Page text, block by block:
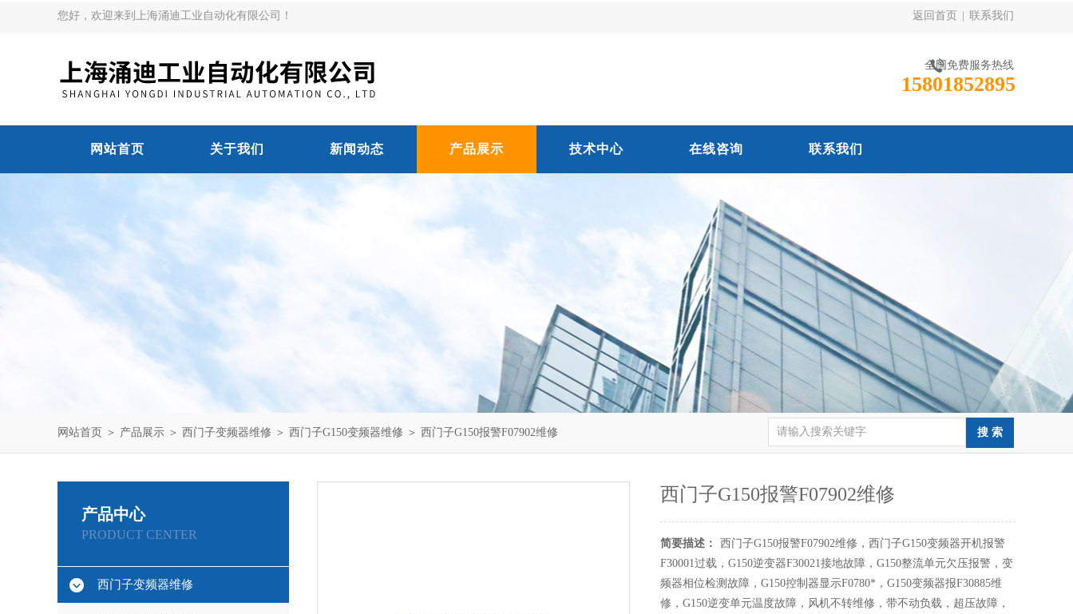
您好，欢迎来到上海涌迪工业自动化有限公司！ 返回首页 联系我们
全国免费服务热线
15801852895
网站首页 关于我们 新闻动态 产品展示 技术中心 在线咨询 联系我们
网站首页 ＞ 产品展示 ＞ 西门子变频器维修 ＞ 西门子G150变频器维修 ＞ 西门子G150报警F07902维修
产品中心
PRODUCT CENTER
西门子变频器维修
西门子G150报警F07902维修
简要描述：
西门子G150报警F07902维修，西门子G150变频器开机报警
F30001过载，G150逆变器F30021接地故障，G150整流单元欠压报警，变
频器相位检测故障，G150控制器显示F0780*，G150变频器报F30885维
修，G150逆变单元温度故障，风机不转维修，带不动负载，超压故障，